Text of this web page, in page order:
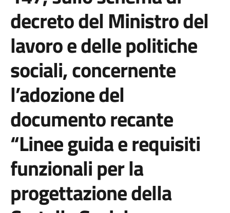
decreto del Ministro del
lavoro e delle politiche
sociali, concernente
l’adozione del
documento recante
“Linee guida e requisiti
funzionali per la
progettazione della